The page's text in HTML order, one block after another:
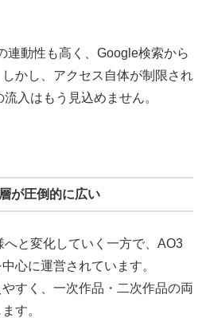
動性も高く、Google検索から
かし、アクセス自体が制限され
入はもう見込めません。
が圧倒的に広い
と変化していく一方で、AO3
心に運営されています。
すく、一次作品・二次作品の両
す。